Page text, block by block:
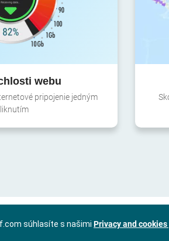
webu
pripojenie jedným
súhlasíte s našimi Privacy and